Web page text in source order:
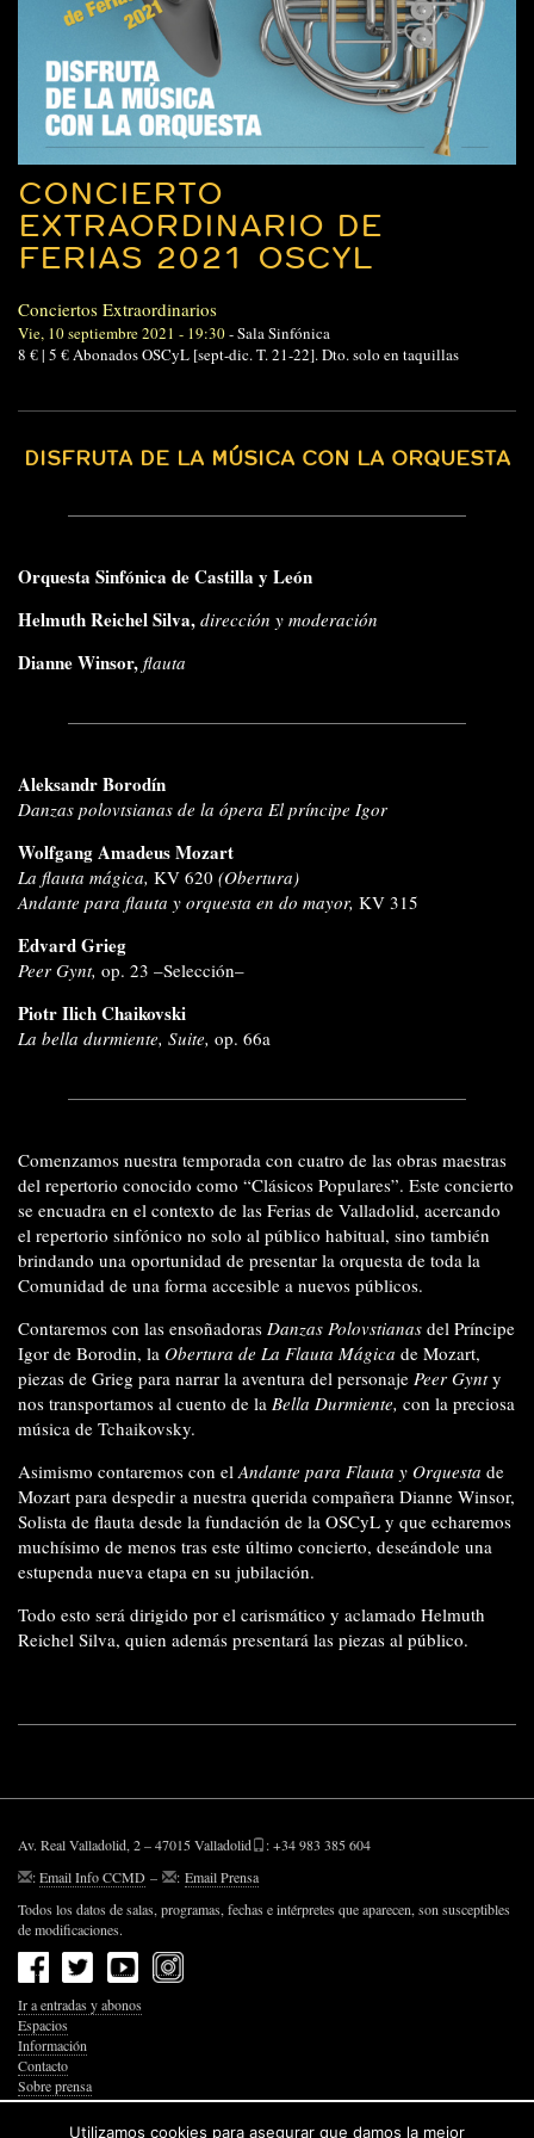
CONCIERTO
EXTRAORDINARIO DE
FERIAS 2021 OSCYL
Conciertos Extraordinarios
Vie, 10 septiembre 2021 - 19:30-Sala Sinfónica
8 € | 5 € Abonados OSCyL [sept-dic. T. 21-22]. Dto. solo en taquillas
DISFRUTA DE LA MÚSICA CON LA ORQUESTA
Orquesta Sinfónica de Castilla y León
Helmuth Reichel Silva, dirección y moderación
Dianne Winsor, flauta
Aleksandr Borodín
Danzas polovtsianas de la ópera El príncipe Igor
Wolfgang Amadeus Mozart
La flauta mágica, KV 620 (Obertura)
Andante para flauta y orquesta en do mayor, KV 315
Edvard Grieg
Peer Gynt, op. 23 –Selección–
Piotr Ilich Chaikovski
La bella durmiente, Suite, op. 66a
Comenzamos nuestra temporada con cuatro de las obras maestras
del repertorio conocido como “Clásicos Populares”. Este concierto
se encuadra en el contexto de las Ferias de Valladolid, acercando
el repertorio sinfónico no solo al público habitual, sino también
brindando una oportunidad de presentar la orquesta de toda la
Comunidad de una forma accesible a nuevos públicos.
Contaremos con las ensoñadoras Danzas Polovstianas del Príncipe
Igor de Borodin, la Obertura de La Flauta Mágica de Mozart,
piezas de Grieg para narrar la aventura del personaje Peer Gynty
nos transportamos al cuento de la Bella Durmiente, con la preciosa
música de Tchaikovsky.
Asimismo contaremos con elAndante para Flauta y Orquesta de
Mozart para despedir a nuestra querida compañera Dianne Winsor,
Solista de flauta desde la fundación de la OSCyL y que echaremos
muchísimo de menos tras este último concierto, deseándole una
estupenda nueva etapa en su jubilación.
Todo esto será dirigido por el carismático y aclamado Helmuth
Reichel Silva, quien además presentará las piezas al público.
Av. Real Valladolid, 2 – 47015 Valladolid
: +34 983 385 604
:Email Info CCMD – : Email Prensa
Todos los datos de salas, programas, fechas e intérpretes que aparecen, son susceptibles
de modificaciones.
Ir a entradas y abonos
Espacios
Información
Contacto
Sobre prensa
Política de Privacidad
Política de Cookies
Utilizamos cookies para asegurar que damos la mejor